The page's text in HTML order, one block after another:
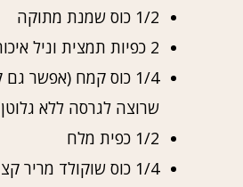
1/2 כוס שמנת מתוקה
2 כפיות תמצית וניל איכותית
1/4 כוס קמח (אפשר
שרוצה לגרסה ללא
1/2 כפית מלח
1/4 כוס שוקולד מריר